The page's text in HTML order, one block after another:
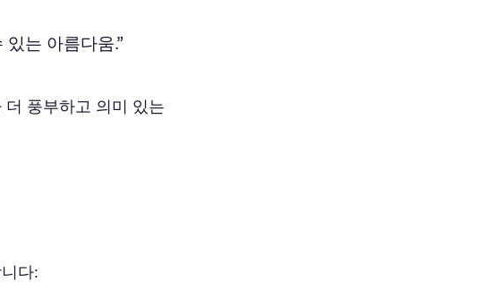
는 아름다움.”
풍부하고 의미 있는
다: